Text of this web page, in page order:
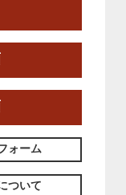
た。
立命学（四
た。
ォーム
ついて